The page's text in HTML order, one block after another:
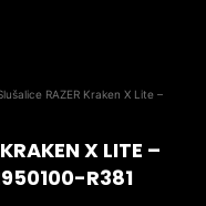
RAZER Kraken X Lite –
X LITE –
R381